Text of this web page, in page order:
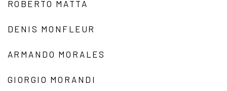
ROBERTO MATTA
DENIS MONFLEUR
ARMANDO MORALES
GIORGIO MORANDI